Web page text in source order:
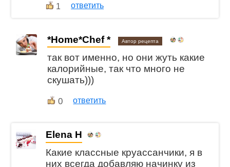
1 ответить
*Home*Chef * Автор рецепта
так вот именно, но они жуть какие
калорийные, так что много не
скушать)))
0 ответить
Elena H
Какие классные круассанчики, я в
них всегда добавляю начинку из